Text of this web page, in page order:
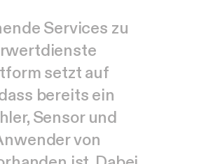
ende Services zu
rwertdienste
tform setzt auf
ass bereits ein
hler, Sensor und
nwendervon